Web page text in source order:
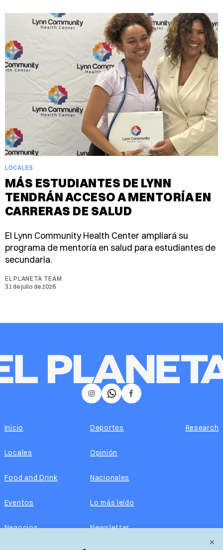
LOCALES
MÁS ESTUDIANTES DE LYNN
TENDRÁN ACCESO A MENTORÍA EN
CARRERAS DE SALUD
El Lynn Community Health Center ampliará su
programa de mentoría en salud para estudiantes de
secundaria.
EL PLANETA TEAM
31 de julio de 2026
×
𝕏 Facebook
Instagram
Inicio
Locales
Food and Drink
Eventos
Negocios
Deportes
Opinión
Nacionales
Lo más leído
Newsletter
Research